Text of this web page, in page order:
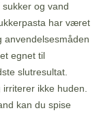
sukker og vand
har været
anvendelsesmåden
egnet til
slutresultat.
ikke huden.
kan du spise